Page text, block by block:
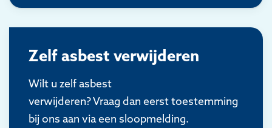
Zelf asbest verwijderen
Wilt u zelf asbest
verwijderen? Vraag dan eerst toestemming
bij ons aan via een sloopmelding.